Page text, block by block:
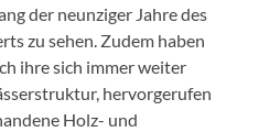
der neunziger Jahre des
zu sehen. Zudem haben
ihre sich immer weiter
hervorgerufen
Holz- und